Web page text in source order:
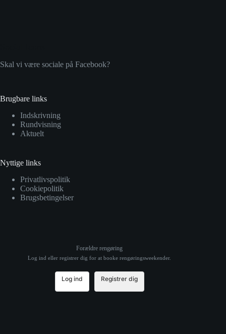
Skal vi være sociale på Facebook?
Brugbare links
Indskrivning
Rundvisning
Aktuelt
Nyttige links
Privatlivspolitik
Cookiepolitik
Brugsbetingelser
Forældre rengøring
Log ind eller registrer dig for at booke rengøringsweekender.
Log ind Registrer dig